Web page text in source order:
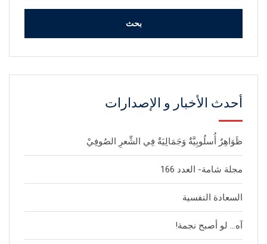
أحدث الأخبار و الإصدارات
ظَوَاهِرٌ أُسلُوبِيَّةٌ وَجَمَالِيَةٌ فِي الشِّعرِ الصُوفِيْ
مجلة شامة- العدد 166
السعادة النفسية
آه… لو أصبح نجمة!